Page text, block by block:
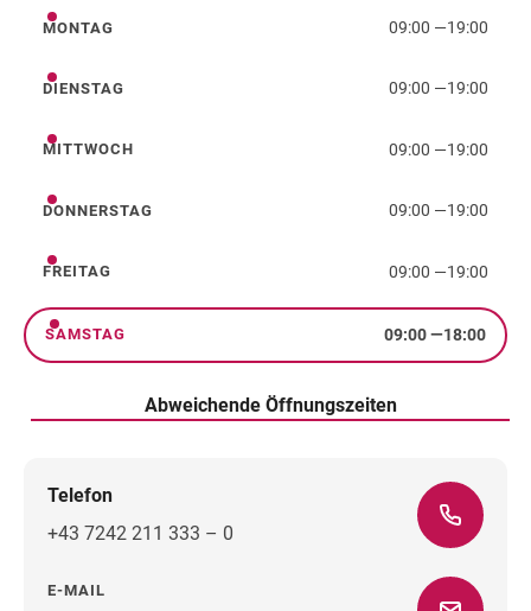
Montag
MONTAG 09:00 —19:00
Dienstag
DIENSTAG 09:00 —19:00
Mittwoch
MITTWOCH 09:00 —19:00
Donnerstag
DONNERSTAG 09:00 —19:00
Freitag
FREITAG 09:00 —19:00
Samstag
SAMSTAG 09:00—18:00
Abweichende Öffnungszeiten
Telefon
+43 7242 211 333 – 0
E-MAIL